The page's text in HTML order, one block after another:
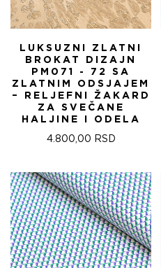
LUKSUZNI ZLATNI
BROKAT DIZAJN
PM071 - 72 SA
ZLATNIM ODSJAJEM
– RELJEFNI ŽAKARD
ZA SVEČANE
HALJINE I ODELA
4.800,00 RSD